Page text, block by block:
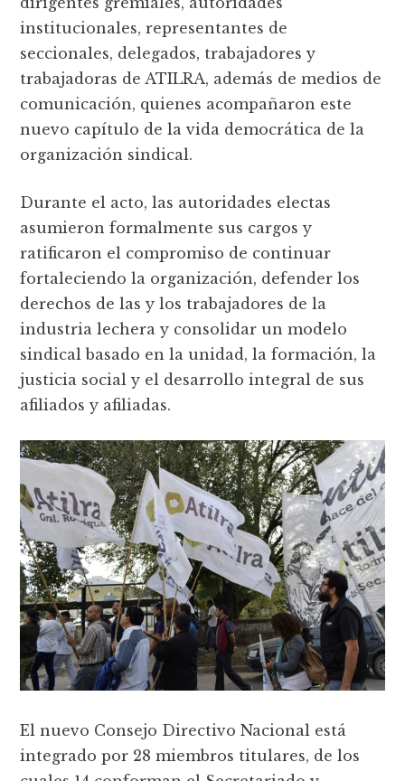
institucionales, representantes de
seccionales, delegados, trabajadores y
trabajadoras de ATILRA, además de medios de
comunicación, quienes acompañaron este
nuevo capítulo de la vida democrática de la
organización sindical.
Durante el acto, las autoridades electas
asumieron formalmente sus cargos y
ratificaron el compromiso de continuar
fortaleciendo la organización, defender los
derechos de las y los trabajadores de la
industria lechera y consolidar un modelo
sindical basado en la unidad, la formación, la
justicia social y el desarrollo integral de sus
afiliados y afiliadas.
El nuevo Consejo Directivo Nacional está
integrado por 28 miembros titulares, de los